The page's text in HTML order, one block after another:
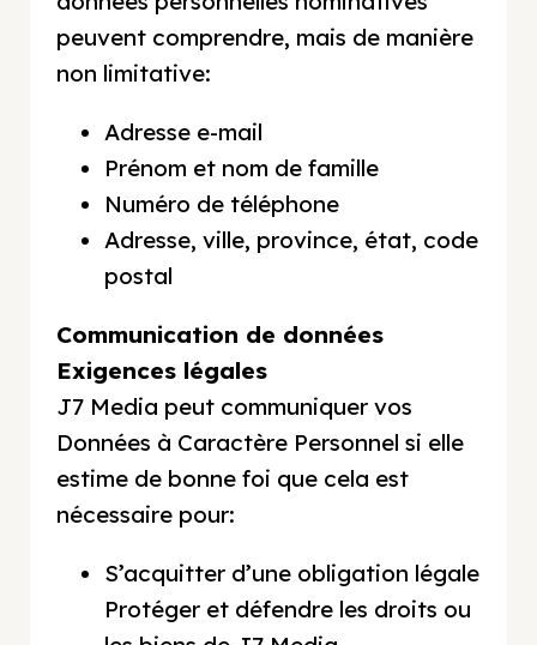
peuvent comprendre, mais de manière
non limitative:
Adresse e-mail
Prénom et nom de famille
Numéro de téléphone
Adresse, ville, province, état, code
postal
​Communication de données
Exigences légales
J7 Media peut communiquer vos
Données à Caractère Personnel si elle
estime de bonne foi que cela est
nécessaire pour:
S’acquitter d’une obligation légale
Protéger et défendre les droits ou